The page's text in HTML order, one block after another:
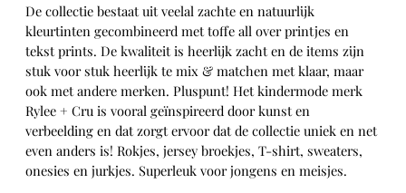
De collectie bestaat uit veelal zachte en natuurlijk
kleurtinten gecombineerd met toffe all over printjes en
tekst prints. De kwaliteit is heerlijk zacht en de items zijn
stuk voor stuk heerlijk te mix & matchen met klaar, maar
ook met andere merken. Pluspunt! Het kindermode merk
Rylee + Cru is vooral geïnspireerd door kunst en
verbeelding en dat zorgt ervoor dat de collectie uniek en net
even anders is! Rokjes, jersey broekjes, T-shirt, sweaters,
onesies en jurkjes. Superleuk voor jongens en meisjes.